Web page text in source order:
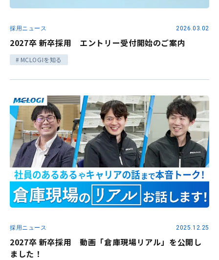
採用ニュース 2026.03.02
2027卒 新卒採用 エントリー受付開始のご案内
MCLOGIを知る
採用ニュース 2025.12.25
2027卒 新卒採用 動画「倉庫現場リアル」を公開し
ました！